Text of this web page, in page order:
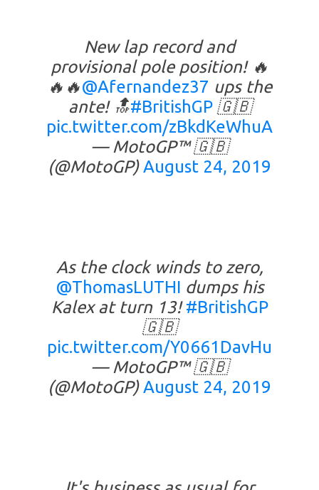
New lap record and
provisional pole position! 🔥
🔥🔥@Afernandez37 ups the
ante! 🔝#BritishGP🇬🇧
pic.twitter.com/zBkdKeWhuA
— MotoGP™ 🇬🇧
(@MotoGP)August 24, 2019
As the clock winds to zero,
@ThomasLUTHI dumps his
Kalex at turn 13!#BritishGP
🇬🇧
pic.twitter.com/Y0661DavHu
— MotoGP™ 🇬🇧
(@MotoGP)August 24, 2019